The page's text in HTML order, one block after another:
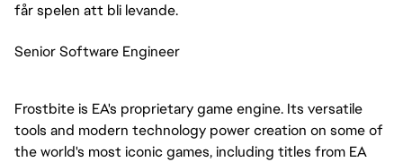
får spelen att bli levande.
Senior Software Engineer
Frostbite is EA's proprietary game engine. Its versatile
tools and modern technology power creation on some of
the world's most iconic games, including titles from EA